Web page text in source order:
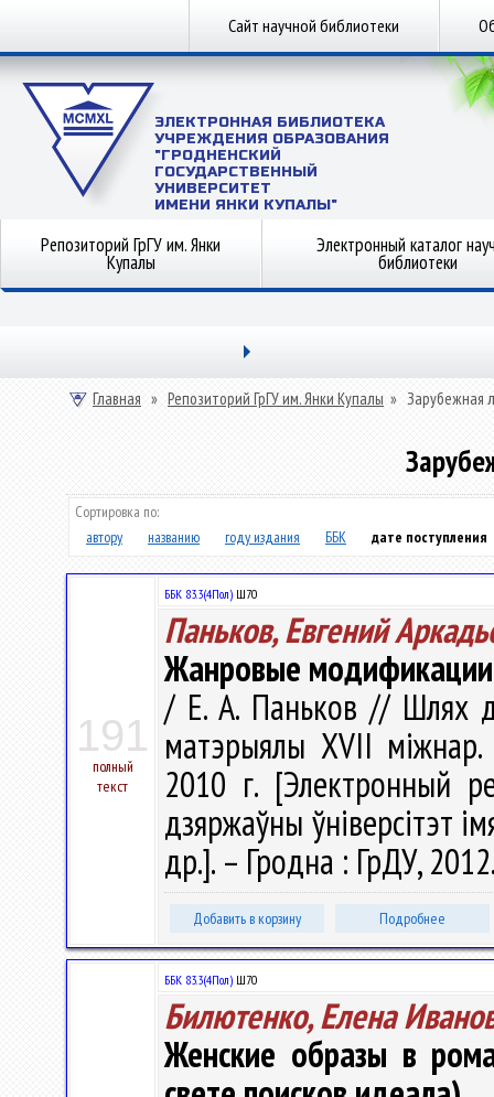
Сайт научной библиотеки
ЭЛЕКТРОННАЯ БИБЛИОТЕКА
УЧРЕЖДЕНИЯ ОБРАЗОВАНИЯ
"ГРОДНЕНСКИЙ
ГОСУДАРСТВЕННЫЙ
УНИВЕРСИТЕТ
ИМЕНИ ЯНКИ КУПАЛЫ"
Репозиторий ГрГУ им. Янки
Купалы
Электронный каталог
библиотеки
Главная » Репозиторий ГрГУ им. Янки Купалы » Зарубежная
Сортировка по:
автору
названию году издания ББК дате поступления
191
полный
текст
ББК 83.3(4Пол) Ш70
Паньков, Евгений
Жанровые
/ Е. А. Паньков // Шлях
матэрыялы XVII
2010 г. [Электронный
дзяржаўны ўніверсітэт
др.]. – Гродна : ГрДУ,
Добавить в корзину Подробнее
ББК 83.3(4Пол) Ш70
Билютенко, Елена
Женские образы в